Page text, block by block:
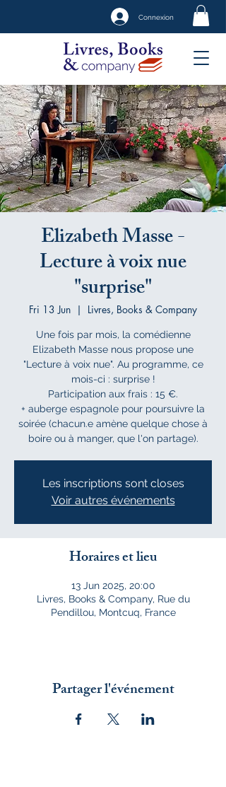
Connexion
Elizabeth Masse -
Lecture à voix nue
"surprise"
Fri 13 Jun
  |
Livres, Books & Company
Une fois par mois, la comédienne
Elizabeth Masse nous propose une
"Lecture à voix nue". Au programme, ce
mois-ci : surprise !
Participation aux frais : 15 €.
+ auberge espagnole pour poursuivre la
soirée (chacun.e amène quelque chose à
boire ou à manger, que l'on partage).
Les inscriptions sont closes
Voir autres événements
Horaires et lieu
13 Jun 2025, 20:00
Livres, Books & Company, Rue du
Pendillou, Montcuq, France
Partager l'événement